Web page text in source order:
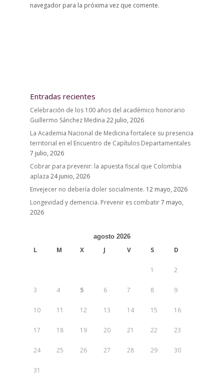
navegador para la próxima vez que comente.
Entradas recientes
Celebración de los 100 años del académico honorario
Guillermo Sánchez Medina 22 julio, 2026
La Academia Nacional de Medicina fortalece su presencia
territorial en el Encuentro de Capítulos Departamentales
7 julio, 2026
Cobrar para prevenir: la apuesta fiscal que Colombia
aplaza 24 junio, 2026
Envejecer no debería doler socialmente. 12 mayo, 2026
Longevidad y demencia. Prevenir es combatir7 mayo,
2026
agosto 2026
L M X J V S D
1 2
3 4 5 6 7 8 9
10 11 12 13 14 15 16
17 18 19 20 21 22 23
24 25 26 27 28 29 30
31